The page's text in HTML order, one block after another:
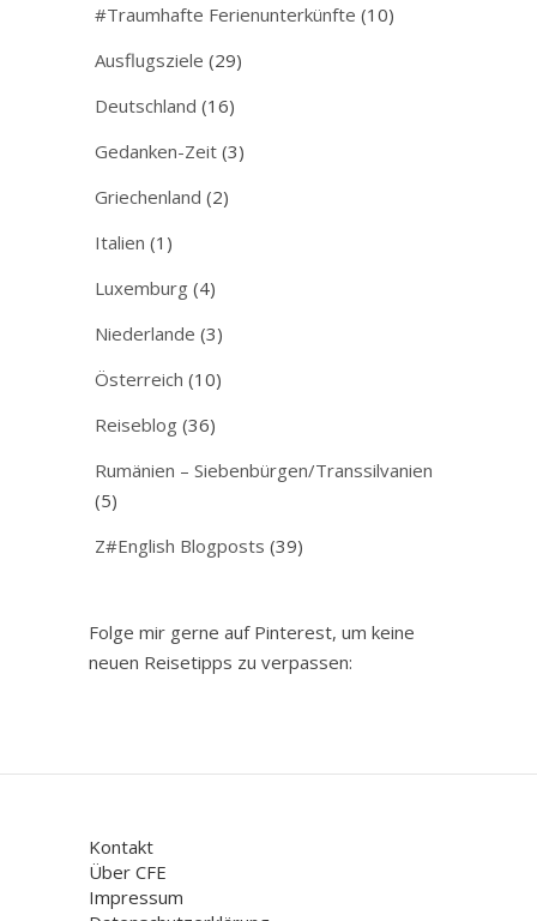
#Traumhafte Ferienunterkünfte (10)
Ausflugsziele (29)
Deutschland (16)
Gedanken-Zeit (3)
Griechenland (2)
Italien (1)
Luxemburg (4)
Niederlande (3)
Österreich (10)
Reiseblog (36)
Rumänien – Siebenbürgen/Transsilvanien
(5)
Z#English Blogposts (39)
Folge mir gerne auf Pinterest, um keine
neuen Reisetipps zu verpassen:
Kontakt
Über CFE
Impressum